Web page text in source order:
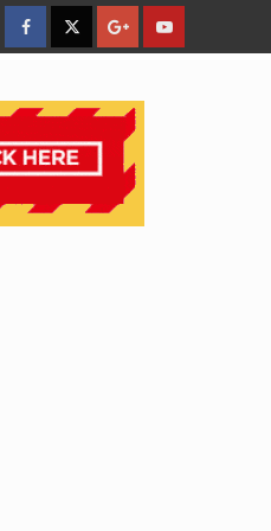
facebookTwitterGoogleYouTube